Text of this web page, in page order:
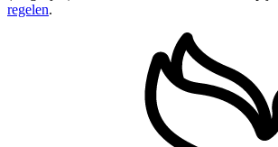
regelen.